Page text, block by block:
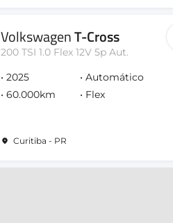
VolkswagenT-Cross
200 TSI 1.0 Flex 12V 5p Aut.
2025
Automático
60.000km
Flex
Curitiba - PR